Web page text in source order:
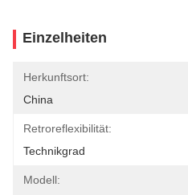
Einzelheiten
Herkunftsort:
China
Retroreflexibilität:
Technikgrad
Modell: